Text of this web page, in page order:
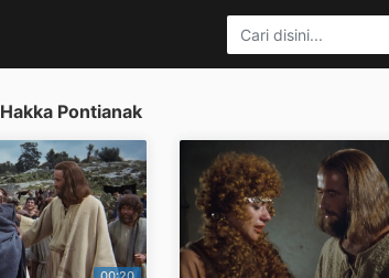
Hakka Pontianak